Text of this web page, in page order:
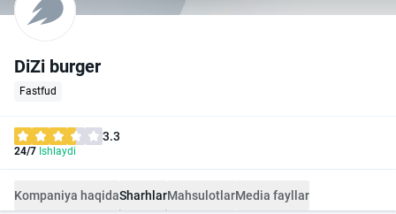
DiZi burger
Fastfud
3.3
24/7 Ishlaydi
Kompaniya haqidaSharhlarMahsulotlarMedia fayllar